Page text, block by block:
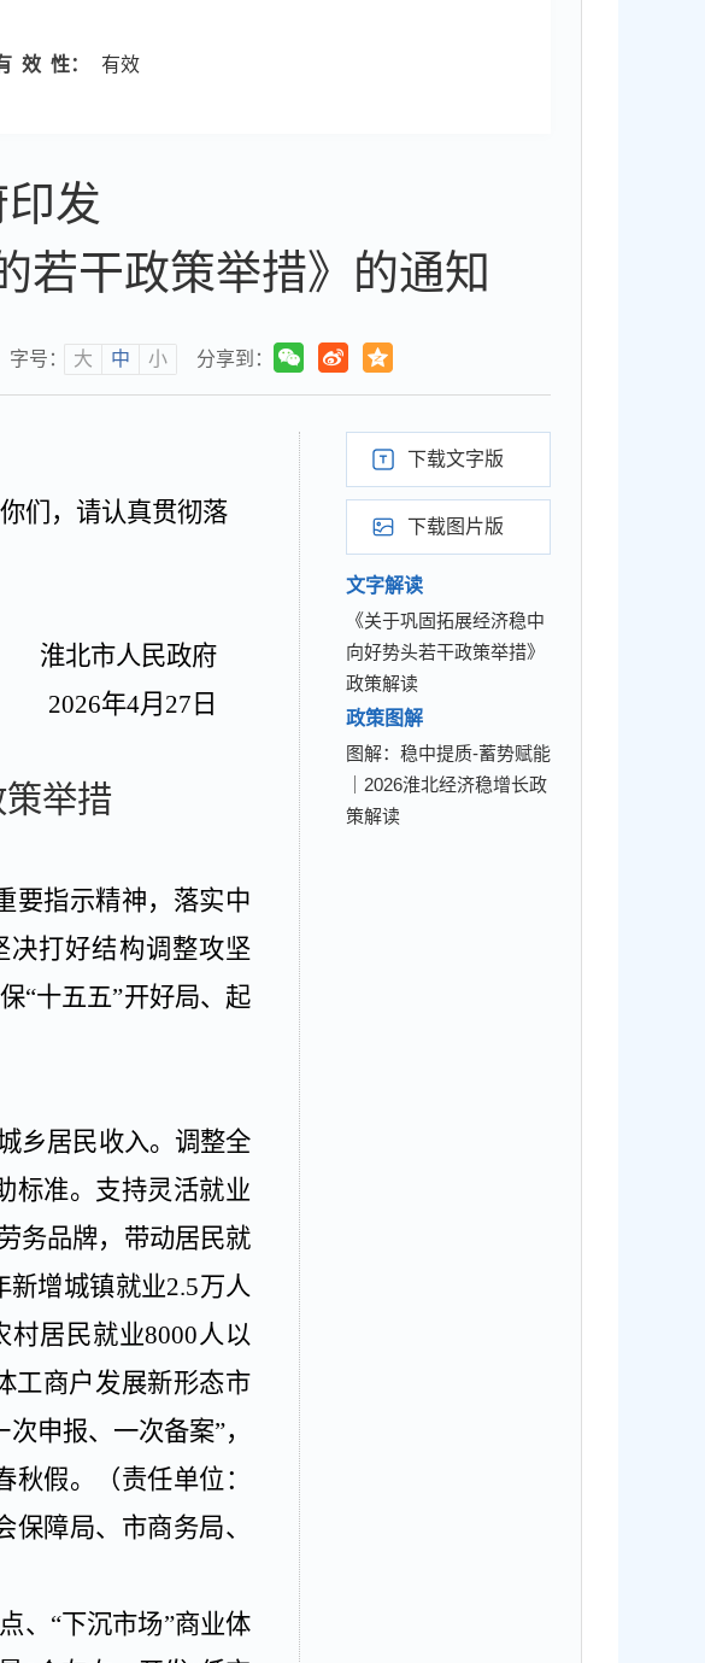
效 性： 有效
发
若干政策举措》的通知
字号： 大 中 小 分享到：
们，请认真贯彻落
淮北市人民政府
2026年4月 27 日
举措
要指示精神，落实中
决打好结构调整攻坚
“十五五”开好局、起
乡居民收入。调整全
标准。支持灵活就业
务品牌，带动居民就
新增城镇就业2.5万人
村居民就业8000 人以
工商户发展新形态市
申报、一次备案”，
假。
（责任单位：
障局、市商务局、
、 “下沉市场”商业体
下载文字版
下载图片版
文字解读
《关于巩固拓展经济稳中
向好势头若干政策举措》
政策解读
政策图解
图解：稳中提质-蓄势赋能
｜2026淮北经济稳增长政
策解读